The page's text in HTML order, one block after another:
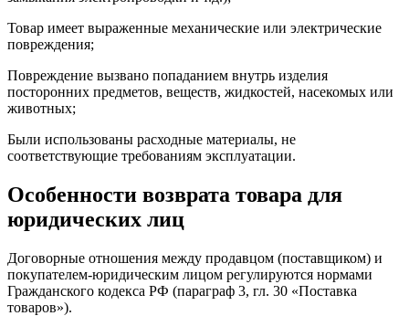
Товар имеет выраженные механические или электрические
повреждения;
Повреждение вызвано попаданием внутрь изделия
посторонних предметов, веществ, жидкостей, насекомых или
животных;
Были использованы расходные материалы, не
соответствующие требованиям эксплуатации.
Особенности возврата товара для
юридических лиц
Договорные отношения между продавцом (поставщиком) и
покупателем-юридическим лицом регулируются нормами
Гражданского кодекса РФ (параграф 3, гл. 30 «Поставка
товаров»).